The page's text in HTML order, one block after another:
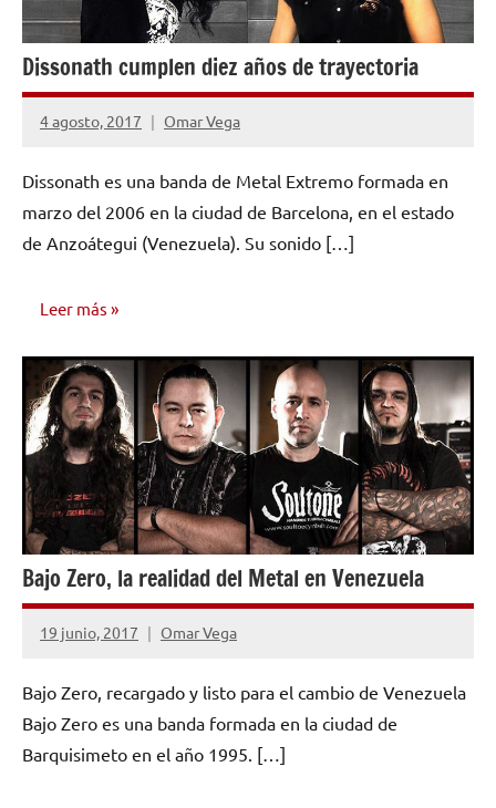
Dissonath cumplen diez años de trayectoria
4 agosto, 2017 Omar Vega
No
comentarios
Dissonath es una banda de Metal Extremo formada en
marzo del 2006 en la ciudad de Barcelona, en el estado
de Anzoátegui (Venezuela). Su sonido […]
Leer más
ENTREVISTAS
Bajo Zero, la realidad del Metal en Venezuela
19 junio, 2017 Omar Vega
No
comentarios
Bajo Zero, recargado y listo para el cambio de Venezuela
Bajo Zero es una banda formada en la ciudad de
Barquisimeto en el año 1995. […]